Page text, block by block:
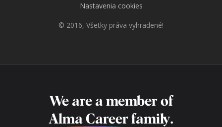
Nastavenia cookies
© 2016, Všetky práva vyhradené!
We are a member of
Alma Career family.